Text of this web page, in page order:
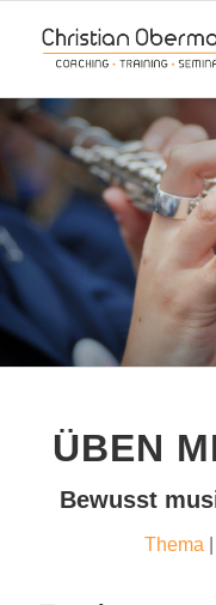
ÜBEN
Bewusst
Thema